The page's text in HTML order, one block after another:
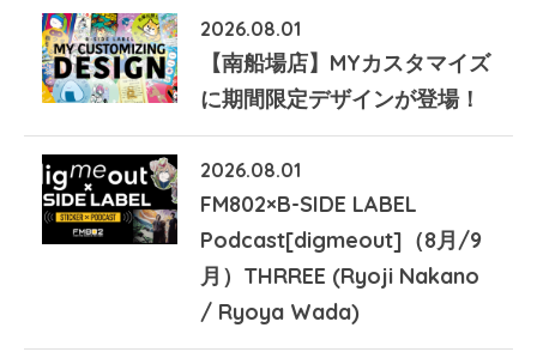
2026.08.01
【南船場店】MYカスタマイズ
に期間限定デザインが登場！
2026.08.01
FM802×B-SIDE LABEL
Podcast[digmeout]（8月/9
月）THRREE (Ryoji Nakano
/ Ryoya Wada)